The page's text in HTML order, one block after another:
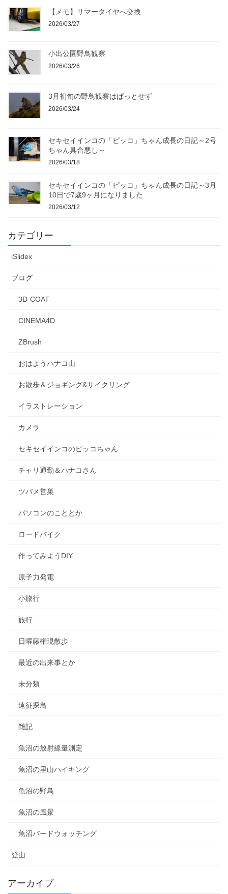
【メモ】サマータイヤへ交換
2026/03/27
小出公園野鳥観察
2026/03/26
3月初旬の野鳥観察はぱっとせず
2026/03/24
セキセイインコの「ピッコ」ちゃん成長の日記～2号
ちゃん具合悪し～
2026/03/18
セキセイインコの「ピッコ」ちゃん成長の日記～3月
10日で7歳9ヶ月になりました
2026/03/12
カテゴリー
iSlidex
ブログ
3D-COAT
CINEMA4D
ZBrush
おはようハナコ山
お散歩＆ジョギング&サイクリング
イラストレーション
カメラ
セキセイインコのピッコちゃん
チャリ通勤＆ハナコさん
ツバメ営巣
パソコンのこととか
ロードバイク
作ってみようDIY
原子力発電
小旅行
旅行
日曜藤権現散歩
最近の出来事とか
未分類
遠征探鳥
雑記
魚沼の放射線量測定
魚沼の里山ハイキング
魚沼の野鳥
魚沼の風景
魚沼バードウォッチング
登山
アーカイブ